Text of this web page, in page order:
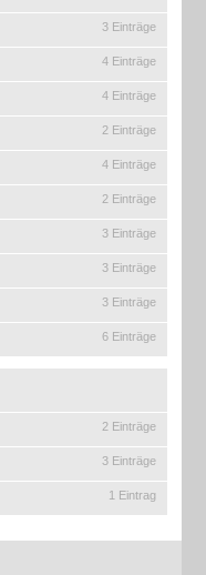
3 Einträge
4 Einträge
4 Einträge
2 Einträge
4 Einträge
2 Einträge
3 Einträge
3 Einträge
3 Einträge
6 Einträge
2 Einträge
3 Einträge
1 Eintrag